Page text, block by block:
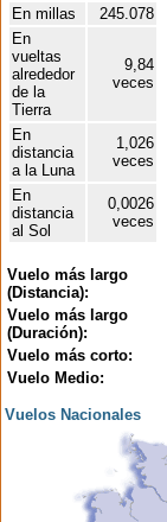
En millas
245.078
En
vueltas
alrededor
de la
Tierra
9,84
veces
En
distancia
a la Luna
1,026
veces
En
distancia
al Sol
0,0026
veces
Vuelo más largo
(Distancia):
Vuelo más largo
(Duración):
Vuelo más corto:
Vuelo Medio:
Vuelos Nacionales